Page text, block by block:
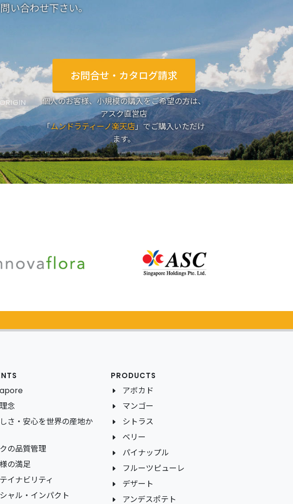
い合わせ下さい。
お問合せ・カタログ請求
個人のお客様、小規模の購入をご希望の方は、
アスク直営店
「ムンドラティーノ楽天店」でご購入いただけ
ます。
念
さ・安心を世界の産地か
の品質管理
の満足
イナビリティ
ャル・インパクト
PRODUCTS
アボカド
マンゴー
シトラス
ベリー
パイナップル
フルーツピューレ
デザート
アンデスポテト